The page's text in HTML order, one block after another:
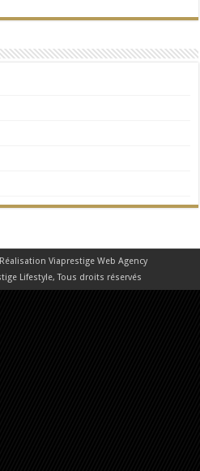
Viaprestige Web Agency
Lifestyle, Tous droits réservés